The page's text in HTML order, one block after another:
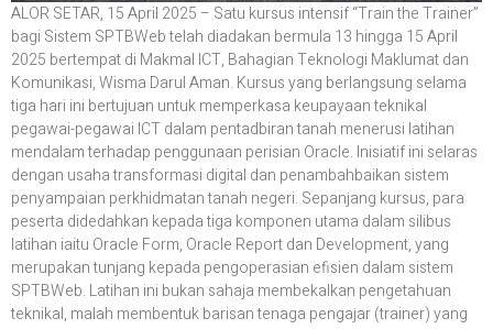
ALOR SETAR, 15 April 2025 – Satu kursus intensif “Train the Trainer”
bagi Sistem SPTBWeb telah diadakan bermula 13 hingga 15 April
2025 bertempat di Makmal ICT, Bahagian Teknologi Maklumat dan
Komunikasi, Wisma Darul Aman. Kursus yang berlangsung selama
tiga hari ini bertujuan untuk memperkasa keupayaan teknikal
pegawai-pegawai ICT dalam pentadbiran tanah menerusi latihan
mendalam terhadap penggunaan perisian Oracle. Inisiatif ini selaras
dengan usaha transformasi digital dan penambahbaikan sistem
penyampaian perkhidmatan tanah negeri. Sepanjang kursus, para
peserta didedahkan kepada tiga komponen utama dalam silibus
latihan iaitu Oracle Form, Oracle Report dan Development, yang
merupakan tunjang kepada pengoperasian efisien dalam sistem
SPTBWeb. Latihan ini bukan sahaja membekalkan pengetahuan
teknikal, malah membentuk barisan tenaga pengajar (trainer) yang